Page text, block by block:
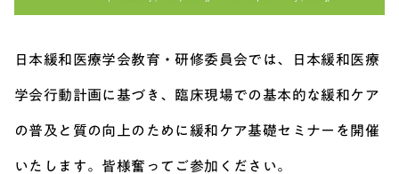
日本緩和医療学会教育・研修委員会では、日本緩和医療
学会行動計画に基づき、臨床現場での基本的な緩和ケア
の普及と質の向上のために緩和ケア基礎セミナーを開催
いたします。皆様奮ってご参加ください。